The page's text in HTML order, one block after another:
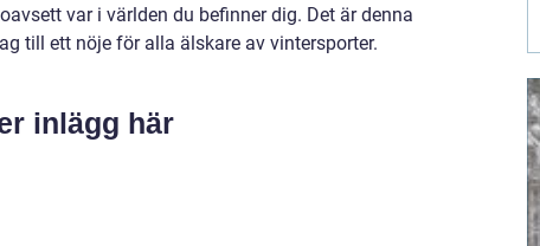
var i världen du befinner dig. Det är denna
till ett nöje för alla älskare av vintersporter.
inlägg här